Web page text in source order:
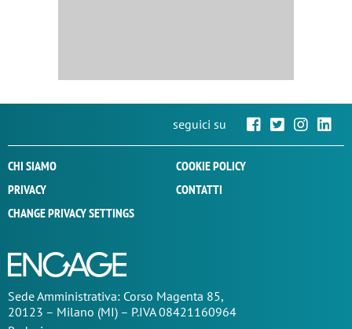
seguici su
CHI SIAMO
COOKIE POLICY
PRIVACY
CONTATTI
CHANGE PRIVACY SETTINGS
SedeAmministrativa: Corso Magenta 85,
20123 – Milano (MI) – P.IVA 08421160964